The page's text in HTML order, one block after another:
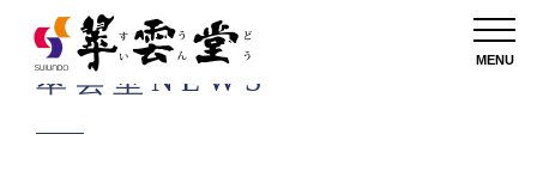
MENU
翠雲堂NEWS